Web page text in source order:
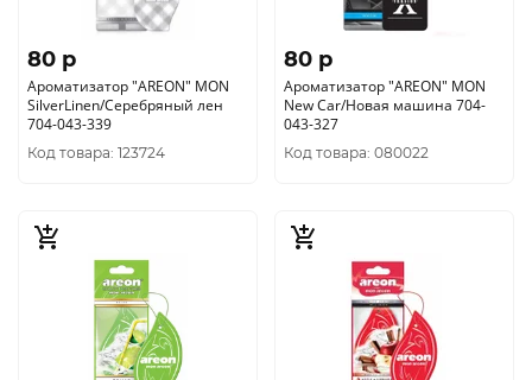
80 p
Ароматизатор "AREON" MON
SilverLinen/Серебряный лен
704-043-339
Код товара: 123724
80 p
Ароматизатор "AREON" MON
New Car/Новая машина 704-
043-327
Код товара: 080022